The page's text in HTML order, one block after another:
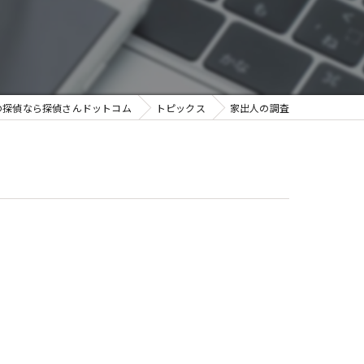
浮気調査をする前に
浮気調査後の対処法
素行調査
素行調査のご相談事例
身辺調査
偵なら探偵さんドットコム トピックス 家出人の調査